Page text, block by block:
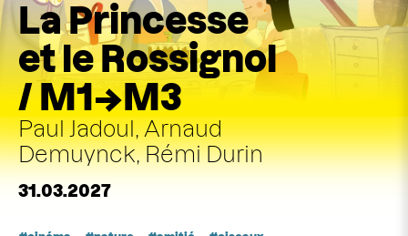
La Princesse
et le Rossignol
/ M1→M3
Paul Jadoul, Arnaud
Demuynck, Rémi Durin
31.03.2027